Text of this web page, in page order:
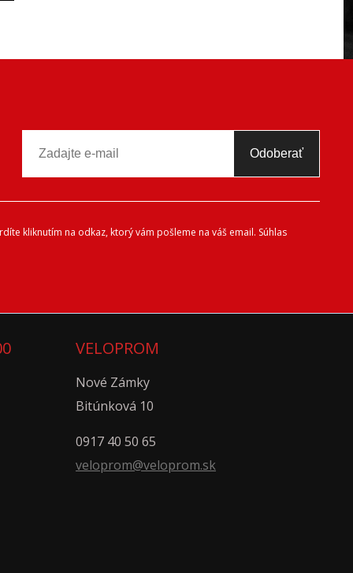
Odoberať
kliknutím na odkaz, ktorý vám pošleme na váš email. Súhlas
VELOPROM
Nové Zámky
Bitúnková 10
0917 40 50 65
veloprom@veloprom.sk